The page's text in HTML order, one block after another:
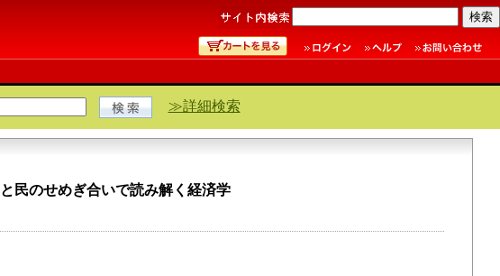
≫詳細検索
民のせめぎ合いで読み解く経済学